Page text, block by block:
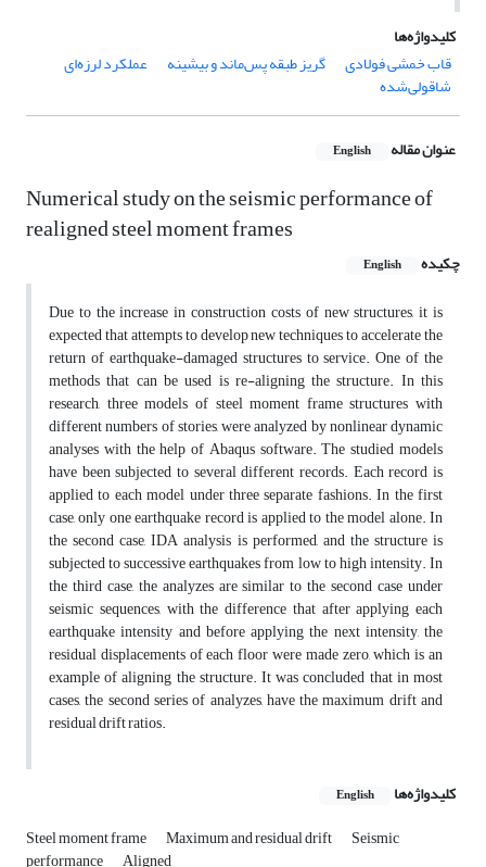
کلیدواژه‌ها
قاب خمشی فولادی
گریز طبقه پس‌ماند و بیشینه عملکرد لرزه‌ای
شاقولی‌شده
عنوان مقاله English
Numerical study on the seismic performance of
‎realigned steel moment frames
چکیده English
Due to the increase in construction costs of new structures, it is
expected that attempts to develop new techniques to accelerate the
return of earthquake-damaged structures to service. One of the
methods that can be used is re-aligning the structure. In this
research, three models of steel moment frame structures with
different numbers of stories, were analyzed by nonlineardynamic
analyses with the help of Abaqus software. The studied models
havebeen subjected to several different records. Each record is
applied to each model under three separatefashions. In the first
case, only one earthquake record is applied to the model alone. In
the secondcase, IDA analysis is performed, and the structure is
subjected to successive earthquakes fromlow to high intensity. In
the third case, theanalyzes are similar to the second case under
seismic sequences, with the difference that afterapplying each
earthquake intensity and before applying the next intensity, the
residualdisplacements of each floor were made zero, which is an
example of aligning the structure.It was concluded that in most
cases, the second series ofanalyzes, have themaximum drift and
residual drift ratios.
کلیدواژه‌ها English
Steel moment frame Maximum and residual drift Seismic